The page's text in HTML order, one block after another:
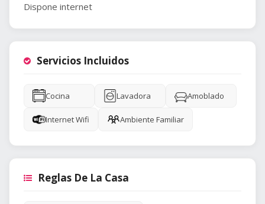
Dispone internet
Servicios Incluidos
Cocina Lavadora Amoblado
Internet Wifi Ambiente Familiar
Reglas De La Casa